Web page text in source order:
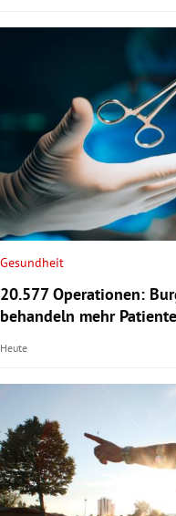
Gesundheit
20.577 Operationen:
behandeln mehr
Heute